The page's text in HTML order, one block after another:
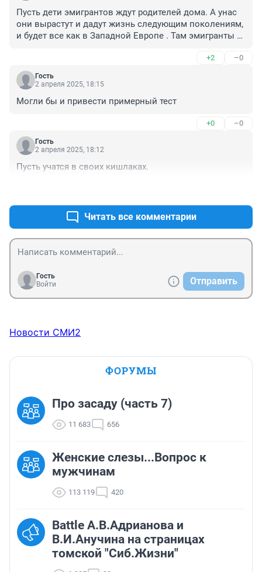
Пусть дети эмигрантов ждут родителей дома. А унас
они вырастут и дадут жизнь следующим поколениям,
и будет все как в Западной Европе . Там эмигранты
+2 –0
Гость
2 апреля 2025, 18:15
Могли бы и привести примерный тест
+0 –0
Гость
2 апреля 2025, 18:12
Пусть учатся в своих кишлаках.
Читать все комментарии
Гость
Войти
Отправить
Новости СМИ2
ФОРУМЫ
Про засаду (часть 7)
11 683 656
Женские слезы...Вопрос к
мужчинам
113 119 420
Battle А.В.Адрианова и
В.И.Анучина на страницах
томской "Сиб.Жизни"